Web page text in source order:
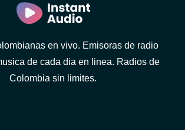
en vivo. Emisoras de radio
de cada dia en linea. Radios de
Colombia sin limites.